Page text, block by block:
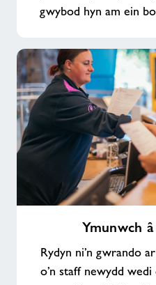
gwybod hyn am ein
Ymunwch
Rydyn ni’n gwrando
o’n staff newydd wedi